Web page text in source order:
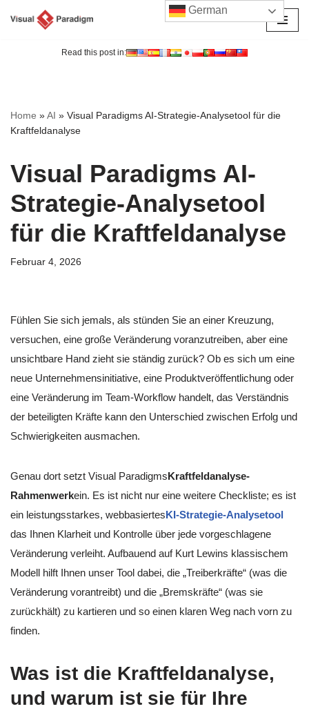
Read this post in:
Home »AI » Visual Paradigms AI-Strategie-Analysetool für die
Kraftfeldanalyse
Visual Paradigms AI-
Strategie-Analysetool
für die Kraftfeldanalyse
Februar 4, 2026
Fühlen Sie sich jemals, als stünden Sie an einer Kreuzung,
versuchen, eine große Veränderung voranzutreiben, aber eine
unsichtbare Hand zieht sie ständig zurück? Ob es sich um eine
neue Unternehmensinitiative, eine Produktveröffentlichung oder
eine Veränderung im Team-Workflow handelt, das Verständnis
der beteiligten Kräfte kann den Unterschied zwischen Erfolg und
Schwierigkeiten ausmachen.
Genau dort setzt Visual ParadigmsKraftfeldanalyse-
Rahmenwerkein. Es ist nicht nur eine weitere Checkliste; es ist
ein leistungsstarkes, webbasiertesKI-Strategie-Analysetool
das Ihnen Klarheit und Kontrolle über jede vorgeschlagene
Veränderung verleiht. Aufbauend auf Kurt Lewins klassischem
Modell hilft Ihnen unser Tool dabei, die „Treiberkräfte“ (was die
Veränderung vorantreibt) und die „Bremskräfte“ (was sie
zurückhält) zu kartieren und so einen klaren Weg nach vorn zu
finden.
Was ist die Kraftfeldanalyse,
und warum ist sie für Ihre
German